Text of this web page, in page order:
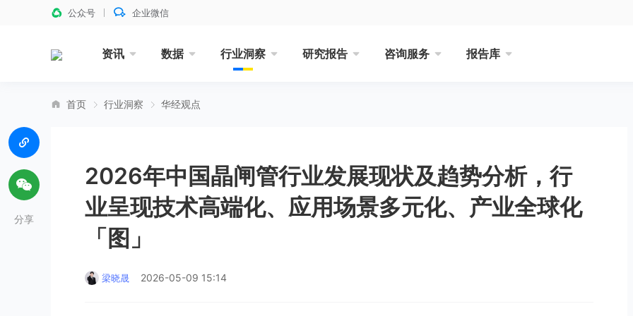
公众号 企业微信
资讯 数据 行业洞察 研究报告 咨询服务 报告库
首页 行业洞察 华经观点
2026年中国晶闸管行业发展现状及趋势分析，行
业呈现技术高端化、应用场景多元化、产业全球化
「图」
梁晓晟 2026-05-09 15:14
分享